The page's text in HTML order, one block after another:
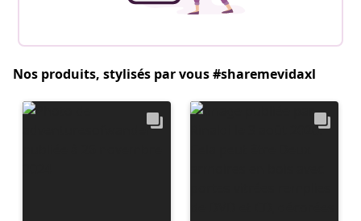
Nos produits, stylisés par vous #sharemevidaxl